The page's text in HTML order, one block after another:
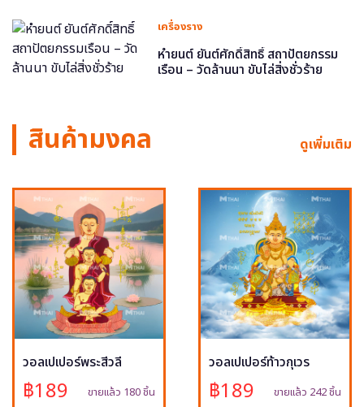
เครื่องราง
หำยนต์ ยันต์ศักดิ์สิทธิ์ สถาปัตยกรรม
เรือน – วัดล้านนา ขับไล่สิ่งชั่วร้าย
สินค้ามงคล ดูเพิ่มเติม
วอลเปเปอร์พระสีวลี
฿189 ขายแล้ว 180 ชิ้น
วอลเปเปอร์ท้าวกุเวร
฿189 ขายแล้ว 242 ชิ้น